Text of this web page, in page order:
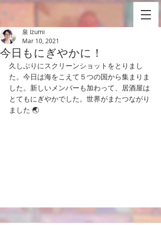
今日もにぎやかに！
泉 Izumi
Mar 10, 2021
久しぶりにスクリーンショットをとりまし
た。今日は海をこえて５つの国から集まりま
した。新しいメンバーも加わって、居酒屋は
とてもにぎやかでした。世界がまたつながり
ました 🌏